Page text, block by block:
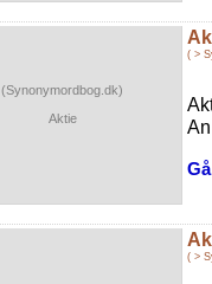
(Synonymordbog.dk)
Aktie
( >
( >